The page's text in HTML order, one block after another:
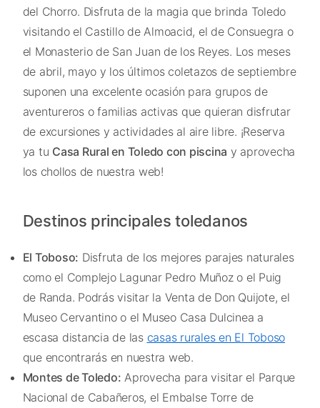
del Chorro. Disfruta de la magia que brinda Toledo
visitando el Castillo de Almoacid, el de Consuegra o
el Monasterio de San Juan de los Reyes. Los meses
de abril, mayo y los últimos coletazos de septiembre
suponen una excelente ocasión para grupos de
aventureros o familias activas que quieran disfrutar
de excursiones y actividades al aire libre. ¡Reserva
ya tu Casa Rural en Toledo con piscina y aprovecha
los chollos de nuestra web!
Destinos principales toledanos
El Toboso: Disfruta de los mejores parajes naturales
como el Complejo Lagunar Pedro Muñoz o el Puig
de Randa. Podrás visitar la Venta de Don Quijote, el
Museo Cervantino o el Museo Casa Dulcinea a
escasa distancia de las casas rurales en El Toboso
que encontrarás en nuestra web.
Montes de Toledo: Aprovecha para visitar el Parque
Nacional de Cabañeros, el Embalse Torre de